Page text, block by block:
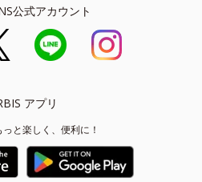
公式アカウント
アプリ
と楽しく、便利に！